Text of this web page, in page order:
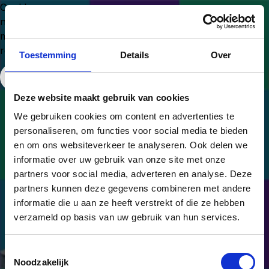
Toestemming Details Over
Deze website maakt gebruik van cookies
We gebruiken cookies om content en advertenties te
personaliseren, om functies voor social media te bieden
en om ons websiteverkeer te analyseren. Ook delen we
informatie over uw gebruik van onze site met onze
partners voor social media, adverteren en analyse. Deze
partners kunnen deze gegevens combineren met andere
informatie die u aan ze heeft verstrekt of die ze hebben
verzameld op basis van uw gebruik van hun services.
Toestemmingsselectie
Noodzakelijk
Van onderbuik naar
Could
not
make
request.